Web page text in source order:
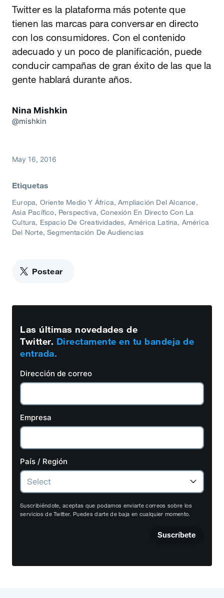
Twitter es la plataforma más potente que
tienen las marcas para conversar en directo
con los consumidores. Con el contenido
adecuado y un poco de planificación, puede
conducir campañas de gran éxito de las que la
gente hablará durante años.
Nina Mishkin
@mishkin
May 16, 2016
Etiquetas
Europa, Oriente Medio Y África Ampliación Del Alcance
Asia Pacífico Perspectiva Conexión En Directo Con La
Cultura Espacio De Creatividades América Latina América
Del Norte Segmentación De Audiencias
Postear
Las últimas novedades de
Twitter. Directamente en tu bandeja de
entrada.
Dirección de correo
Empresa
País / Región
Suscribiéndote, aceptas que podamos enviarte correos sobre los
servicios de Twitter. Puedes darte de baja en cualquier momento.
Suscríbete